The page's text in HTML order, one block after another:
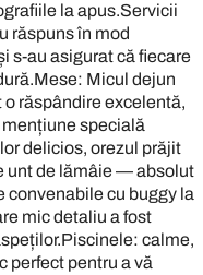
la apus.Servicii
răspuns în mod
s-au asigurat că fiecare
Micul dejun
o răspândire excelentă,
specială
delicios, orezul prăjit
unt de lămâie — absolut
cu buggy la
mic detaliu a fost
calme,
perfect pentru a vă